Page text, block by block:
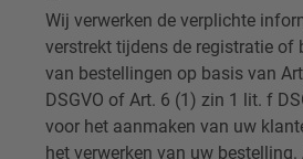
Wij verwerken de verplichte
verstrekt tijdens de registratie of
van bestellingen op basis van
DSGVO of Art. 6 (1) zin 1 lit. f
voor het aanmaken van uw
het verwerken van uw